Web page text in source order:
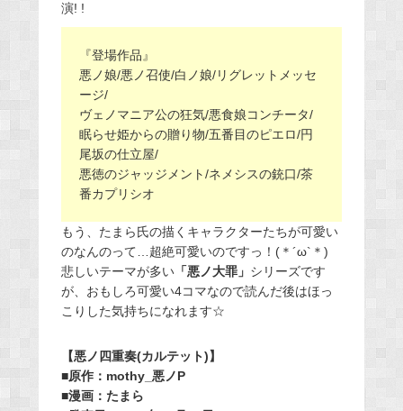
演! !
『登場作品』
悪ノ娘/悪ノ召使/白ノ娘/リグレットメッセ
ージ/
ヴェノマニア公の狂気/悪食娘コンチータ/
眠らせ姫からの贈り物/五番目のピエロ/円
尾坂の仕立屋/
悪徳のジャッジメント/ネメシスの銃口/茶
番カプリシオ
もう、たまら氏の描くキャラクターたちが可愛い
のなんのって…超絶可愛いのですっ！(＊´ω`＊)
悲しいテーマが多い「悪ノ大罪」 シリーズです
が、おもしろ可愛い4コマなので読んだ後はほっ
こりした気持ちになれます☆
【悪ノ四重奏(カルテット)】
■原作：mothy_悪ノP
■漫画：たまら